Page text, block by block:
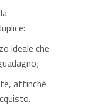
ideale che
affinché